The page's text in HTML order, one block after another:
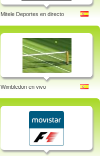
Mitele Deportes en directo
Wimbledon en vivo